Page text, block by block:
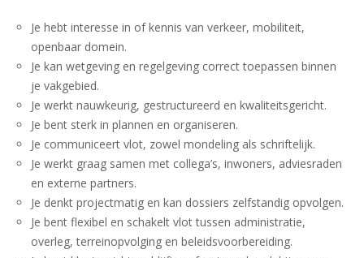
Je hebt interesse in of kennis van verkeer, mobiliteit,
openbaar domein.
Je kan wetgeving en regelgeving correct toepassen binnen
je vakgebied.
Je werkt nauwkeurig, gestructureerd en kwaliteitsgericht.
Je bent sterk in plannen en organiseren.
Je communiceert vlot, zowel mondeling als schriftelijk.
Je werkt graag samen met collega’s, inwoners, adviesraden
en externe partners.
Je denkt projectmatig en kan dossiers zelfstandig opvolgen.
Je bent flexibel en schakelt vlot tussen administratie,
overleg, terreinopvolging en beleidsvoorbereiding.